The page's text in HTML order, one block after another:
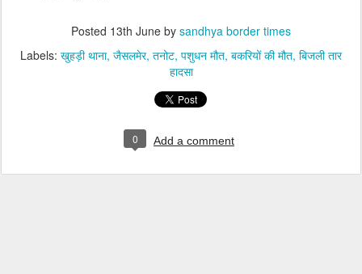
Posted 13th June by sandhya border times
Labels: खुहड़ी थाना जैसलमेर तनोट पशुधन मौत बकरियों की मौत बिजली तार
हादसा
0 Add a comment